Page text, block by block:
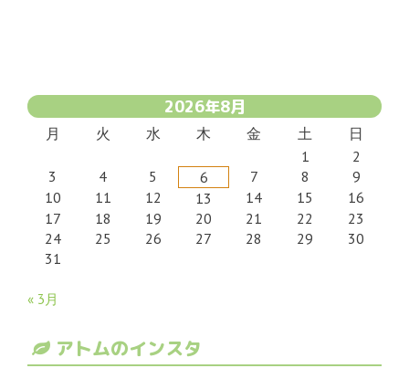
2026年8月
月 火 水 木 金 土 日
1
2
3
4 5 6 7 8
9
10
11 12 13 14 15
16
17
18 19 20 21 22
23
24
25 26 27 28 29
30
31
« 3月
アトムのインスタ